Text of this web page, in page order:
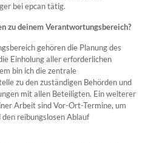
bei epcan tätig.
zu deinem Verantwortungsbereich?
gehören die Planung des
Einholung aller erforderlichen
bin ich die zentrale
zu den zuständigen Behörden und
mit allen Beteiligten. Ein weiterer
Arbeit sind Vor-Ort-Termine, um
reibungslosen Ablauf